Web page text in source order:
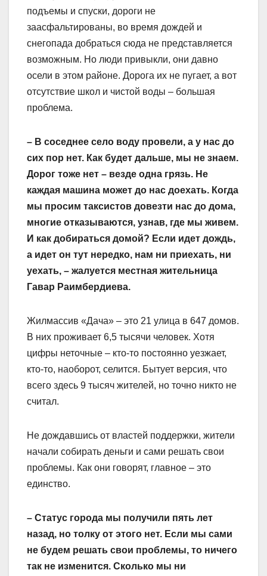
подъемы и спуски, дороги не
заасфальтированы, во время дождей и
снегопада добраться сюда не представляется
возможным. Но люди привыкли, они давно
осели в этом районе. Дорога их не пугает, а вот
отсутствие школ и чистой воды – большая
проблема.
– В соседнее село воду провели, а у нас до
сих пор нет. Как будет дальше, мы не знаем.
Дорог тоже нет – везде одна грязь. Не
каждая машина может до нас доехать. Когда
мы просим таксистов довезти нас до дома,
многие отказываются, узнав, где мы живем.
И как добираться домой? Если идет дождь,
а идет он тут нередко, нам ни приехать, ни
уехать, – жалуется местная жительница
Гавар Раимбердиева.
Жилмассив «Дача» – это 21 улица в 647 домов.
В них проживает 6,5 тысячи человек. Хотя
цифры неточные – кто-то постоянно уезжает,
кто-то, наоборот, селится. Бытует версия, что
всего здесь 9 тысяч жителей, но точно никто не
считал.
Не дождавшись от властей поддер­жки, жители
начали собирать деньги и сами решать свои
проблемы. Как они говорят, главное – это
единство.
– Статус города мы получили пять лет
назад, но толку от этого нет. Если мы сами
не будем решать свои проблемы, то ничего
так не изменится. Сколько мы ни